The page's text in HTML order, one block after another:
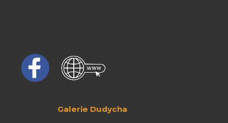
Galerie Dudycha